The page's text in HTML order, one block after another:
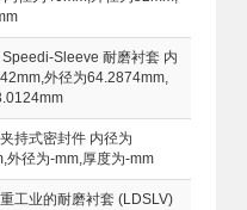
Speedi-Sleeve 耐磨衬套 内
外径为64.2874mm,
持式密封件 内径为
外径为-mm,厚度为-mm
工业的耐磨衬套 (LDSLV)